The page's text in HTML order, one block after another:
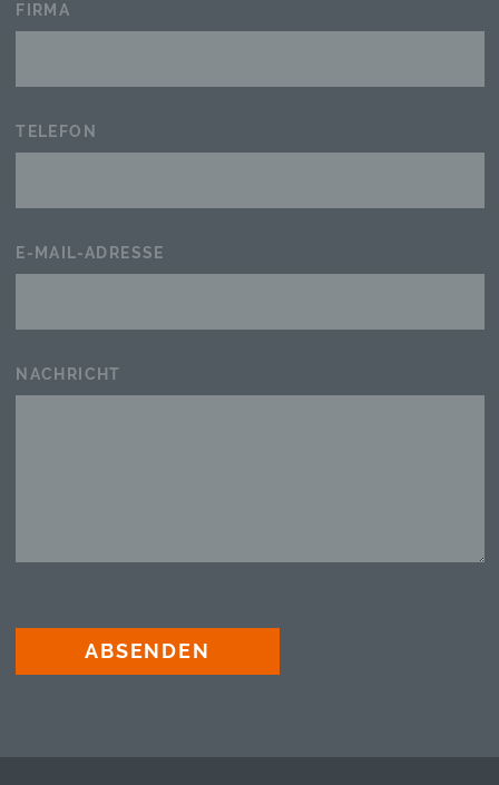
FIRMA
TELEFON
E-MAIL-ADRESSE
NACHRICHT
ABSENDEN